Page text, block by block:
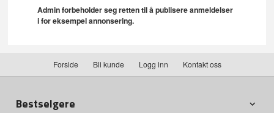
Admin forbeholder seg retten til å publisere anmeldelser
i for eksempel annonsering.
Forside Bli kunde Logg inn Kontakt oss
Bestselgere